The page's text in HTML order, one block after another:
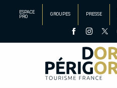
principal
ESPACE
PRO
GROUPES PRESSE